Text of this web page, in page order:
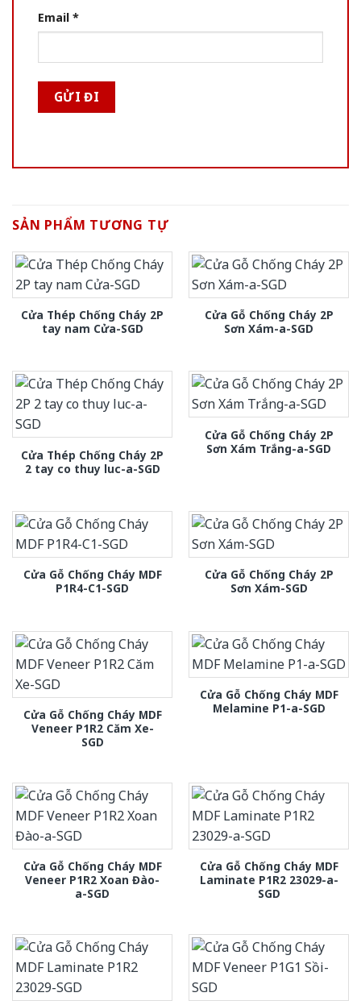
Email *
SẢN PHẨM TƯƠNG TỰ
Cửa Thép Chống Cháy 2P
tay nam Cửa-SGD
Cửa Gỗ Chống Cháy 2P
Sơn Xám-a-SGD
Cửa Thép Chống Cháy 2P
2 tay co thuy luc-a-SGD
Cửa Gỗ Chống Cháy 2P
Sơn Xám Trắng-a-SGD
Cửa Gỗ Chống Cháy MDF
P1R4-C1-SGD
Cửa Gỗ Chống Cháy 2P
Sơn Xám-SGD
Cửa Gỗ Chống Cháy MDF
Veneer P1R2 Căm Xe-
SGD
Cửa Gỗ Chống Cháy MDF
Melamine P1-a-SGD
Cửa Gỗ Chống Cháy MDF
Veneer P1R2 Xoan Đào-
a-SGD
Cửa Gỗ Chống Cháy MDF
Laminate P1R2 23029-a-
SGD